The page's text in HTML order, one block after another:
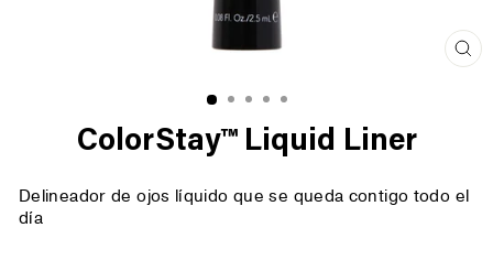
ColorStay™ Liquid Liner
Delineador de ojos líquido que se queda contigo todo el
día